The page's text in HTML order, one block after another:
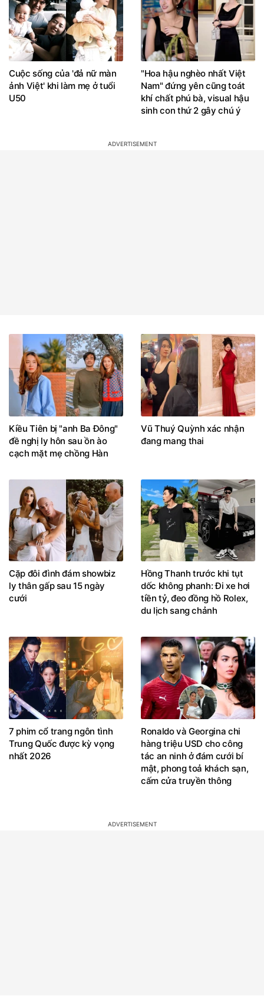
Cuộc sống của 'đả nữ màn
ảnh Việt' khi làm mẹ ở tuổi
U50
"Hoa hậu nghèo nhất Việt
Nam" đứng yên cũng toát
khí chất phú bà, visual hậu
sinh con thứ 2 gây chú ý
Kiều Tiên bị "anh Ba Đông"
đề nghị ly hôn sau ồn ào
cạch mặt mẹ chồng Hàn
Vũ Thuý Quỳnh xác nhận
đang mang thai
Cặp đôi đình đám showbiz
ly thân gấp sau 15 ngày
cưới
Hồng Thanh trước khi tụt
dốc không phanh: Đi xe hơi
tiền tỷ, đeo đồng hồ Rolex,
du lịch sang chảnh
7 phim cổ trang ngôn tình
Trung Quốc được kỳ vọng
nhất 2026
Ronaldo và Georgina chi
hàng triệu USD cho công
tác an ninh ở đám cưới bí
mật, phong toả khách sạn,
cấm cửa truyền thông